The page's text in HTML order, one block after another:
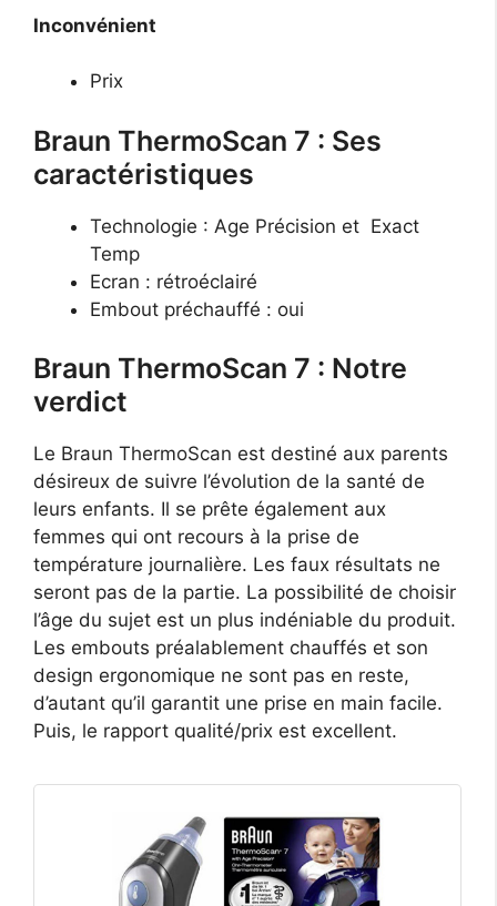
Inconvénient
Prix
Braun ThermoScan 7 : Ses
caractéristiques
Technologie : Age Précision et Exact
Temp
Ecran : rétroéclairé
Embout préchauffé : oui
Braun ThermoScan 7 : Notre
verdict
Le Braun ThermoScan est destiné aux parents
désireux de suivre l’évolution de la santé de
leurs enfants. Il se prête également aux
femmes qui ont recours à la prise de
température journalière. Les faux résultats ne
seront pas de la partie. La possibilité de choisir
l’âge du sujet est un plus indéniable du produit.
Les embouts préalablement chauffés et son
design ergonomique ne sont pas en reste,
d’autant qu’il garantit une prise en main facile.
Puis, le rapport qualité/prix est excellent.